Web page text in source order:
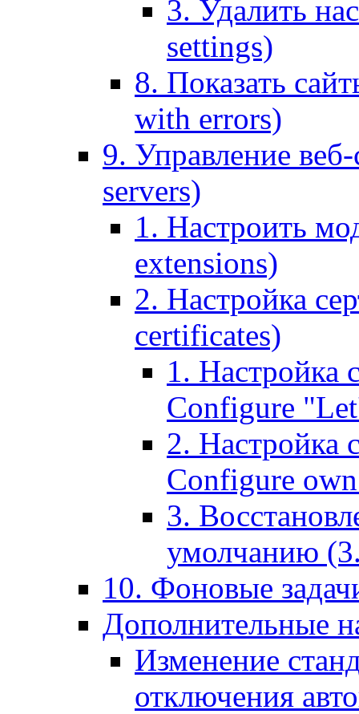
3. Удалить
settings)
8. Показать
with errors)
9. Управление
servers)
1. Настроить
extensions)
2. Настройка
certificates)
1. Настройка
Configure
2. Настройка
Configure
3.
умолчанию
10. Фоновые
Дополнительные
Изменение
отключения